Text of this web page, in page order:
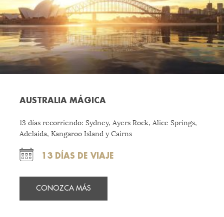
AUSTRALIA MÁGICA
13 días recorriendo: Sydney, Ayers Rock, Alice Springs,
Adelaida, Kangaroo Island y Cairns
13 DÍAS DE VIAJE
CONOZCA MÁS